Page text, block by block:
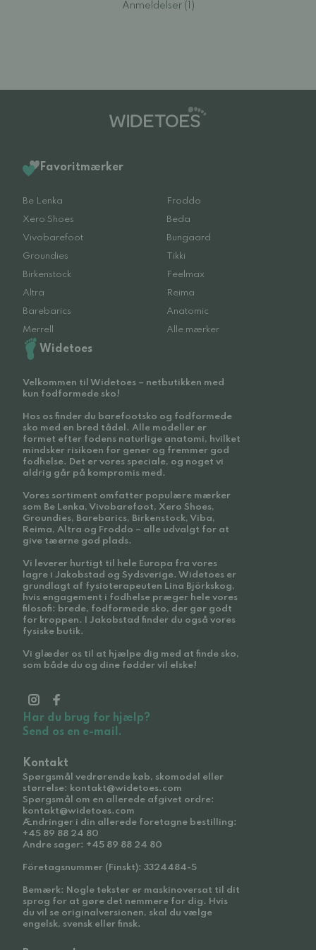
Anmeldelser (1)
Favoritmærker
Be Lenka
Froddo
Xero Shoes
Beda
Vivobarefoot
Bungaard
Groundies
Tikki
Birkenstock
Feelmax
Altra
Reima
Barebarics
Anatomic
Merrell
Alle mærker
Widetoes
Velkommen til Widetoes – netbutikken med
kun fodformede sko!
Hos os finder du barefootsko og fodformede
sko med en bred tådel. Alle modeller er
formet efter fodens naturlige anatomi, hvilket
mindsker risikoen for gener og fremmer god
fodhelse. Det er vores speciale, og noget vi
aldrig går på kompromis med.
Vores sortiment omfatter populære mærker
som Be Lenka, Vivobarefoot, Xero Shoes,
Groundies, Barebarics, Birkenstock, Viba,
Reima, Altra og Froddo – alle udvalgt for at
give tæerne god plads.
Vi leverer hurtigt til hele Europa fra vores
lagre i Jakobstad og Sydsverige. Widetoes er
grundlagt af fysioterapeuten Lina Björkskog,
hvis engagement i fodhelse præger hele vores
filosofi: brede, fodformede sko, der gør godt
for kroppen. I Jakobstad finder du også vores
fysiske butik.
Vi glæder os til at hjælpe dig med at finde sko,
som både du og dine fødder vil elske!
Har du brug for hjælp?
Send os en e-mail.
Kontakt
Spørgsmål vedrørende køb, skomodel eller
størrelse: kontakt@widetoes.com
Spørgsmål om en allerede afgivet ordre:
kontakt@widetoes.com
Ændringer i din allerede foretagne bestilling:
+45 89 88 24 80
Andre sager: +45 89 88 24 80
Företagsnummer (Finskt): 3324484-5
Bemærk: Nogle tekster er maskinoversat til dit
sprog for at gøre det nemmere for dig. Hvis
du vil se originalversionen, skal du vælge
engelsk, svensk eller finsk.